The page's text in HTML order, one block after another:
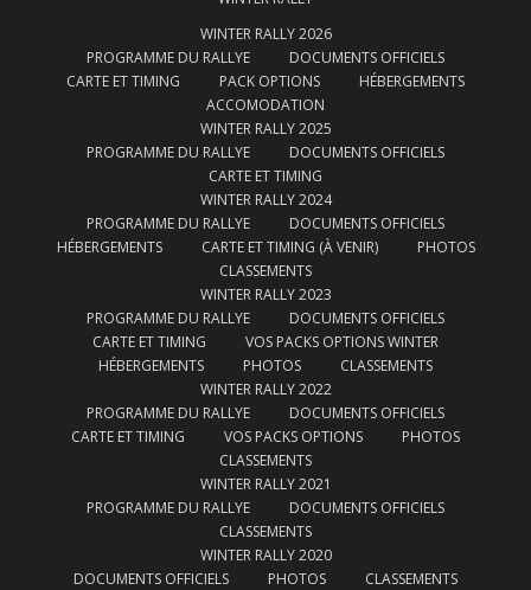
WINTER RALLY 2026
PROGRAMME DU RALLYE
DOCUMENTS OFFICIELS
CARTE ET TIMING
PACK OPTIONS
HÉBERGEMENTS
ACCOMODATION
WINTER RALLY 2025
PROGRAMME DU RALLYE
DOCUMENTS OFFICIELS
CARTE ET TIMING
WINTER RALLY 2024
PROGRAMME DU RALLYE
DOCUMENTS OFFICIELS
HÉBERGEMENTS
CARTE ET TIMING (À VENIR)
PHOTOS
CLASSEMENTS
WINTER RALLY 2023
PROGRAMME DU RALLYE
DOCUMENTS OFFICIELS
CARTE ET TIMING
VOS PACKS OPTIONS WINTER
HÉBERGEMENTS
PHOTOS
CLASSEMENTS
WINTER RALLY 2022
PROGRAMME DU RALLYE
DOCUMENTS OFFICIELS
CARTE ET TIMING
VOS PACKS OPTIONS
PHOTOS
CLASSEMENTS
WINTER RALLY 2021
PROGRAMME DU RALLYE
DOCUMENTS OFFICIELS
CLASSEMENTS
WINTER RALLY 2020
DOCUMENTS OFFICIELS
PHOTOS
CLASSEMENTS